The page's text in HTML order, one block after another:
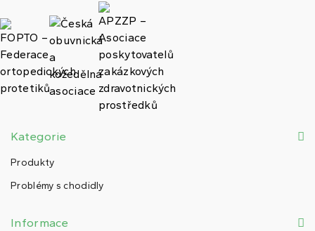
Kategorie
Produkty
Problémy s chodidly
Informace